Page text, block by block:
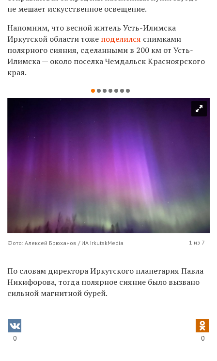
не мешает искусственное освещение.
Напомним, что весной житель Усть-Илимска
Иркутской области тоже поделился снимками
полярного сияния, сделанными в 200 км от Усть-
Илимска — около поселка Чемдальск Красноярского
края.
Фото: Алексей Брюханов / ИА IrkutskMedia 1 из 7
По словам директора Иркутского планетария Павла
Никифорова, тогда полярное сияние было вызвано
сильной магнитной бурей.
0 0